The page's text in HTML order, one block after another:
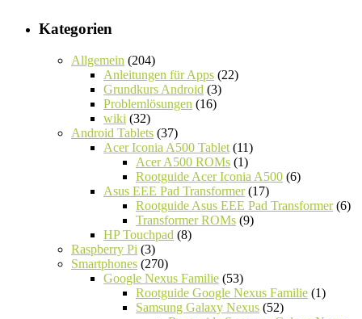
Kategorien
Allgemein (204)
Anleitungen für Apps (22)
Grundkurs Android (3)
Problemlösungen (16)
wiki (32)
Android Tablets (37)
Acer Iconia A500 Tablet (11)
Acer A500 ROMs (1)
Rootguide Acer Iconia A500 (6)
Asus EEE Pad Transformer(17)
Rootguide Asus EEE Pad Transformer(6)
Transformer ROMs (9)
HP Touchpad (8)
Raspberry Pi (3)
Smartphones (270)
Google Nexus Familie (53)
Rootguide Google Nexus Familie (1)
Samsung Galaxy Nexus (52)